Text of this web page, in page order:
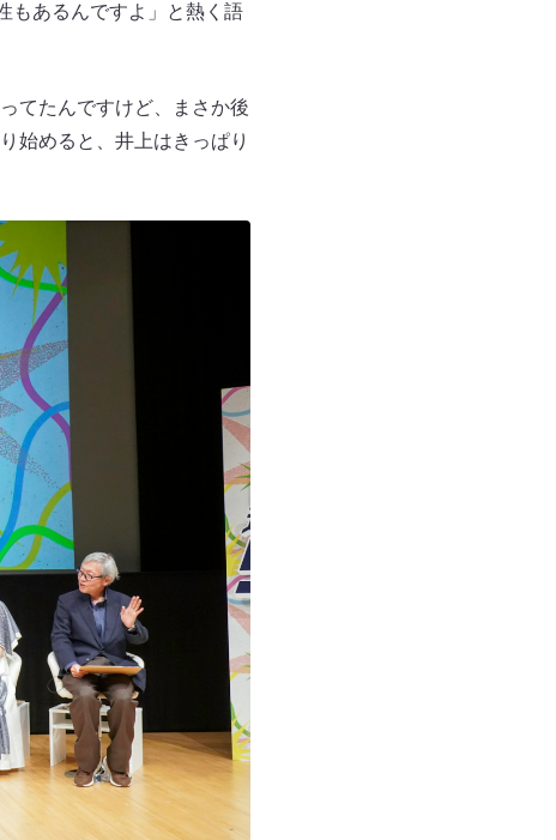
もあるんですよ」と熱く語
てたんですけど、まさか後
始めると、井上はきっぱり